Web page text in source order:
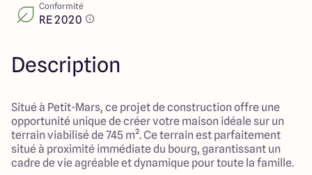
Conformité
RE 2020
Description
Situé à Petit-Mars, ce projet de construction offre une
opportunité unique de créer votre maison idéale sur un
terrain viabilisé de 745 m². Ce terrain est parfaitement
situé à proximité immédiate du bourg, garantissant un
cadre de vie agréable et dynamique pour toute la famille.